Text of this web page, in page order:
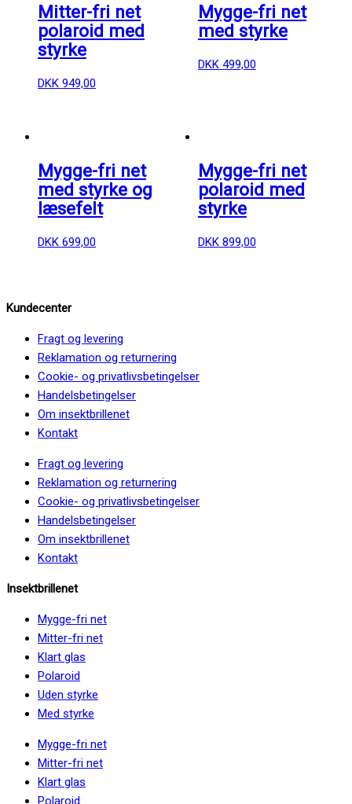
Mitter-fri net
polaroid med
styrke
DKK 949,00
Mygge-fri net
med styrke
DKK499,00
Mygge-fri net
med styrke og
læsefelt
DKK 699,00
Mygge-fri net
polaroid med
styrke
DKK899,00
Kundecenter
Fragt og levering
Reklamation og returnering
Cookie- og privatlivsbetingelser
Handelsbetingelser
Om insektbrillenet
Kontakt
Fragt og levering
Reklamation og returnering
Cookie- og privatlivsbetingelser
Handelsbetingelser
Om insektbrillenet
Kontakt
Insektbrillenet
Mygge-fri net
Mitter-fri net
Klart glas
Polaroid
Uden styrke
Med styrke
Mygge-fri net
Mitter-fri net
Klart glas
Polaroid